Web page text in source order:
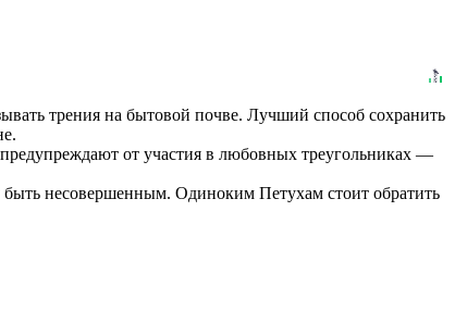
трения на бытовой почве. Лучший способ сохранить
от участия в любовных треугольниках —
несовершенным. Одиноким Петухам стоит обратить